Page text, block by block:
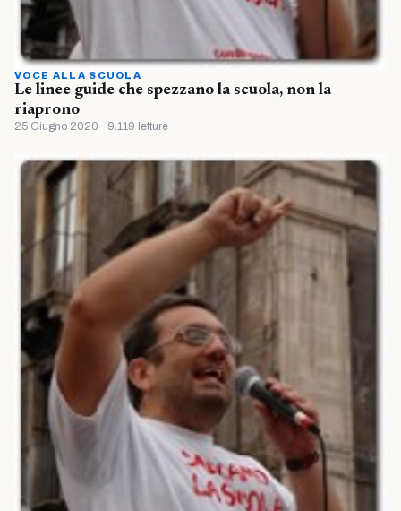
VOCE ALLA SCUOLA
Le linee guide che spezzano la scuola, non la
riaprono
25 Giugno 2020 · 9.119 letture